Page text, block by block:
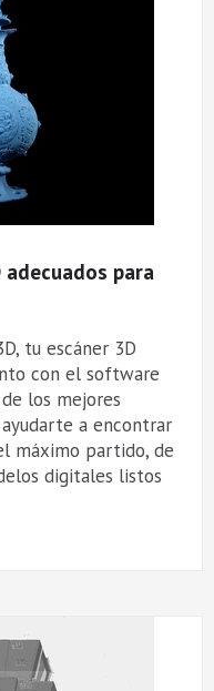
para
tu escáner 3D
con el software
los mejores
a encontrar
máximo partido, de
digitales listos